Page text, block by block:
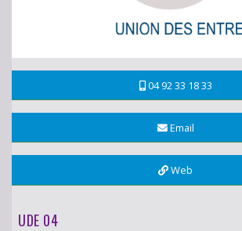
04 92 33 18 33
Email
Web
UDE 04